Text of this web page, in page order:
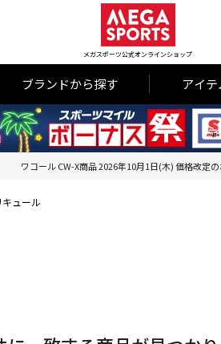
メガスポーツ公式オンラインショップ
ブランドから探す アイ
ワコール CW-X商品 2026年10月1日(木) 価格改定
キュール